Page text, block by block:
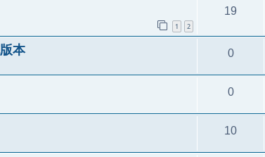
1 2
19
本 0
0
10